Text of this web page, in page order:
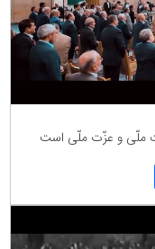
ملّی و عزّت ملّی است